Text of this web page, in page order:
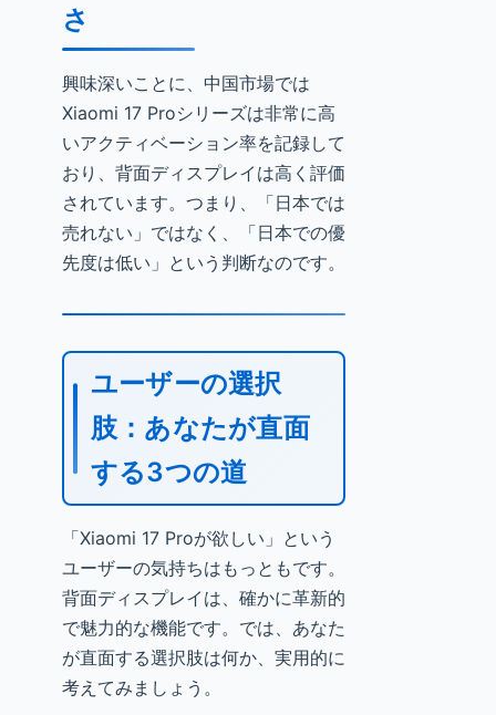
さ
興味深いことに、中国市場では
Xiaomi 17 Proシリーズは非常に高
いアクティベーション率を記録して
おり、背面ディスプレイは高く評価
されています。つまり、「日本では
売れない」ではなく、「日本での優
先度は低い」という判断なのです。
ユーザーの選択
肢：あなたが直面
する3つの道
「Xiaomi 17 Proが欲しい」という
ユーザーの気持ちはもっともです。
背面ディスプレイは、確かに革新的
で魅力的な機能です。では、あなた
が直面する選択肢は何か、実用的に
考えてみましょう。